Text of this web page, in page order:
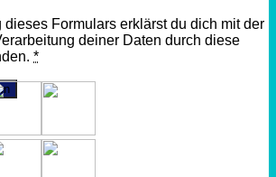
dieses Formulars erklärst du dich mit der
deiner Daten durch diese
*